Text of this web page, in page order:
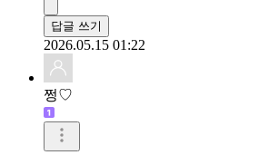
답글 쓰기
2026.05.15 01:22
쩡♡